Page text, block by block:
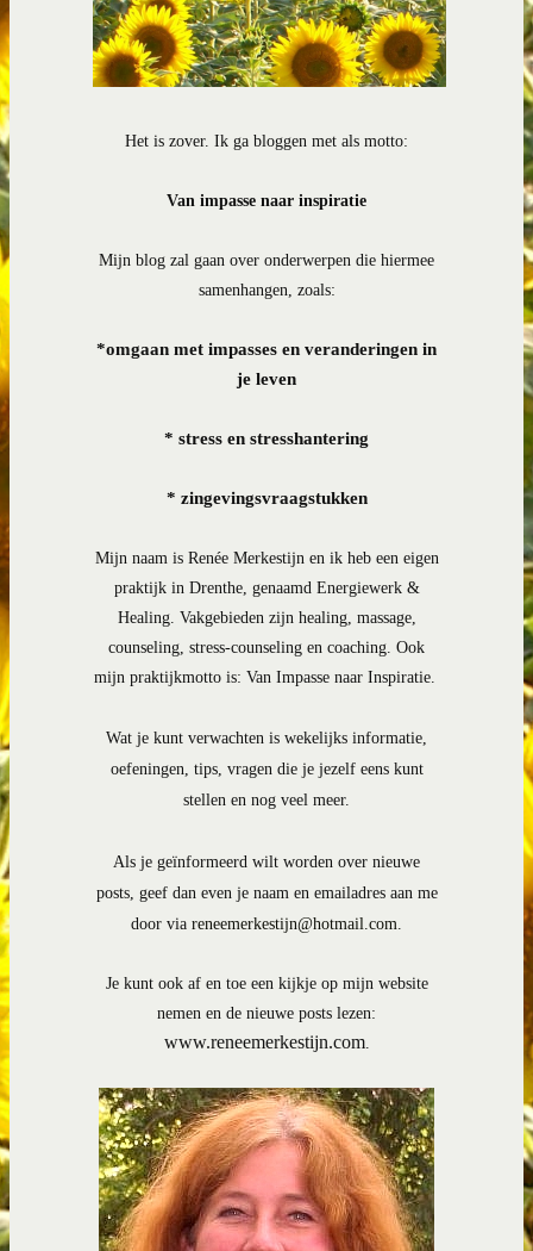
Het is zover. Ik ga bloggen met als motto:
Van impasse naar inspiratie
Mijn blog zal gaan over onderwerpen die hiermee
samenhangen, zoals:
*omgaan met impasses en veranderingen in
je leven
* stress en stresshantering
* zingevingsvraagstukken
Mijn naam is Renée Merkestijn en ik heb een eigen
praktijk in Drenthe, genaamd Energiewerk &
Healing. Vakgebieden zijn healing, massage,
counseling, stress-counseling en coaching. Ook
mijn praktijkmotto is: Van Impasse naar Inspiratie.
Wat je kunt verwachten is wekelijks informatie,
oefeningen, tips, vragen die je jezelf eens kunt
stellen en nog veel meer.
Als je geïnformeerd wilt worden over nieuwe
posts, geef dan even je naam en emailadres aan me
door via reneemerkestijn@hotmail.com.
Je kunt ook af en toe een kijkje op mijn website
nemen en de nieuwe posts lezen:
www.reneemerkestijn.com.